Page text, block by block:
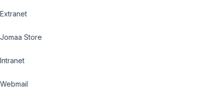
Extranet
Jomaa Store
Intranet
Webmail